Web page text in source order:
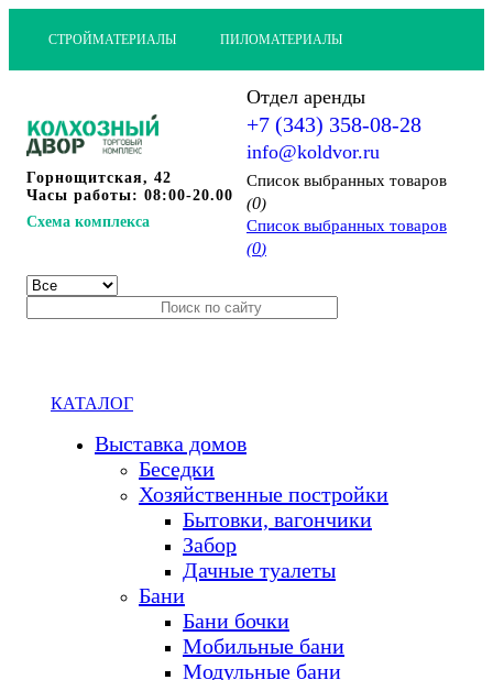
СТРОЙМАТЕРИАЛЫ ПИЛОМАТЕРИАЛЫ
Горнощитская, 42
Часы работы: 08:00-20.00
Схема комплекса
Отдел аренды
+7 (343) 358-08-28
info@koldvor.ru
Cписок выбранных товаров
(0)
Cписок выбранных товаров
(0)
КАТАЛОГ
Выставка домов
Беседки
Хозяйственные постройки
Бытовки, вагончики
Забор
Дачные туалеты
Бани
Бани бочки
Мобильные бани
Модульные бани